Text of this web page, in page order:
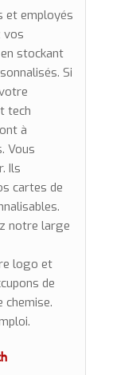
et employés
vos
stockant
Si
tech
à
Vous
Ils
cartes de
notre large
logo et
de
chemise.